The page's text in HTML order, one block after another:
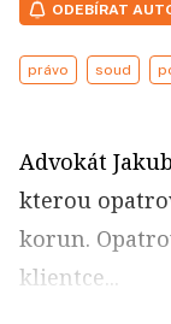
ODEBÍRAT
právo soud
Advokát
kterou
korun.
klientce...